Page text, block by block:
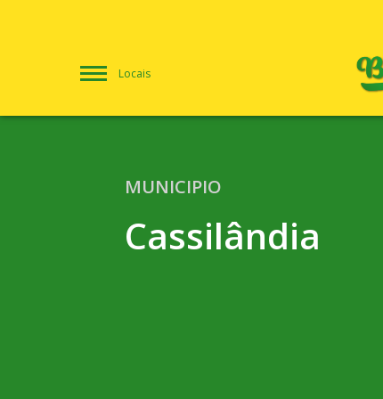
Locais
MUNICIPIO
Cassilândia